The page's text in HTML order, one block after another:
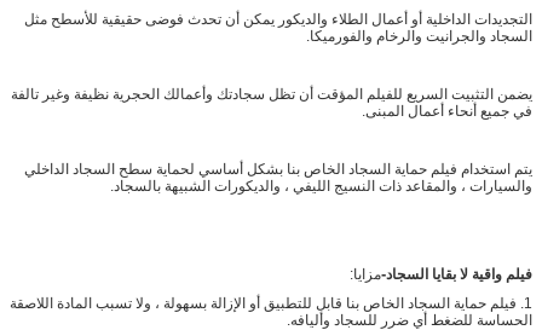
التجديدات الداخلية أو أعمال الطلاء والديكور يمكن أن تحدث فوضى حقيقية للأسطح مثل
السجاد والجرانيت والرخام والفورميكا.
يضمن التثبيت السريع للفيلم المؤقت أن تظل سجادتك وأعمالك الحجرية نظيفة وغير تالفة
في جميع أنحاء أعمال المبنى.
يتم استخدام فيلم حماية السجاد الخاص بنا بشكل أساسي لحماية سطح السجاد الداخلي
والسيارات ، والمقاعد ذات النسيج الليفي ، والديكورات الشبيهة بالسجاد.
فيلم واقية لا بقايا السجاد-مزايا:
1. فيلم حماية السجاد الخاص بنا قابل للتطبيق أو الإزالة بسهولة ، ولا تسبب المادة اللاصقة
الحساسة للضغط أي ضرر للسجاد وأليافه.